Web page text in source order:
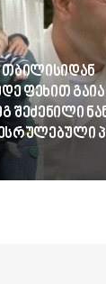
თბილისიდან
ფეხით
შეძენილი